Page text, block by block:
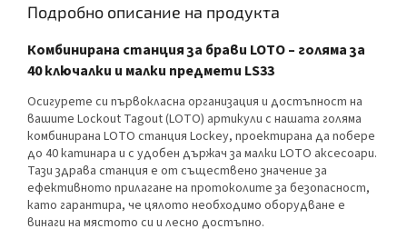
Подробно описание на продукта
Комбинирана станция за брави LOTO – голяма за
40 ключалки и малки предмети LS33
Осигурете си първокласна организация и достъпност на
вашите Lockout Tagout (LOTO) артикули с нашата голяма
комбинирана LOTO станция Lockey, проектирана да побере
до 40 катинара и с удобен държач за малки LOTO аксесоари.
Тази здрава станция е от съществено значение за
ефективното прилагане на протоколите за безопасност,
като гарантира, че цялото необходимо оборудване е
винаги на мястото си и лесно достъпно.